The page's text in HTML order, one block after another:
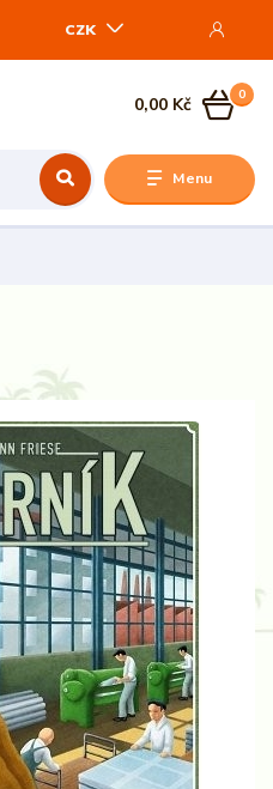
Menu
CZK
0
0,00 Kč